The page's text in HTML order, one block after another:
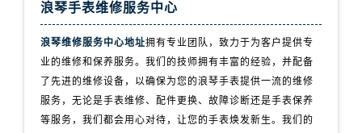
浪琴手表维修服务中心
浪琴维修服务中心地址拥有专业团队，致力于为客户提供专
业的维修和保养服务。我们的技师拥有丰富的经验，并配备
了先进的维修设备，以确保为您的浪琴手表提供一流的维修
服务，无论是手表维修、配件更换、故障诊断还是手表保养
等服务，我们都会用心对待，让您的手表焕发新生。我们的